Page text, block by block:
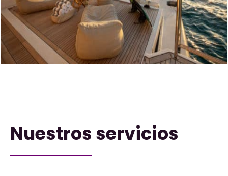
Nuestros servicios